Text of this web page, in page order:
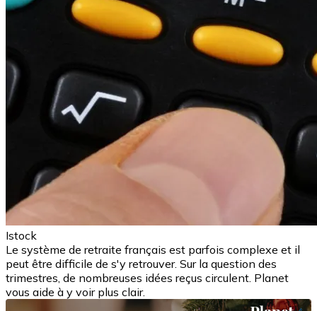
Istock
Le système de retraite français est parfois complexe et il
peut être difficile de s'y retrouver. Sur la question des
trimestres, de nombreuses idées reçus circulent. Planet
vous aide à y voir plus clair.